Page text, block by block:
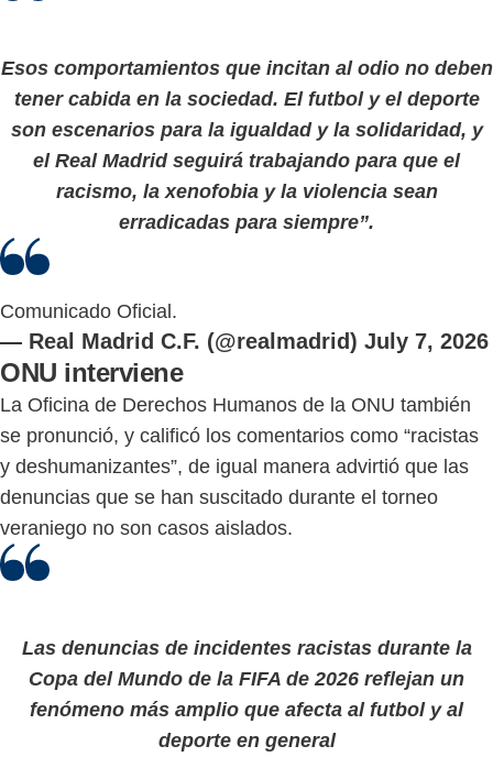
Esos comportamientos que incitan al odio no deben
tener cabida en la sociedad. El futbol y el deporte
son escenarios para la igualdad y la solidaridad, y
el Real Madrid seguirá trabajando para que el
racismo, la xenofobia y la violencia sean
erradicadas para siempre”.
Comunicado Oficial.
— Real Madrid C.F. (@realmadrid) July 7, 2026
ONU interviene
La Oficina de Derechos Humanos de la ONU también
se pronunció, y calificó los comentarios como “racistas
y deshumanizantes”, de igual manera advirtió que las
denuncias que se han suscitado durante el torneo
veraniego no son casos aislados.
Las denuncias de incidentes racistas durante la
Copa del Mundo de la FIFA de 2026 reflejan un
fenómeno más amplio que afecta al futbol y al
deporte en general